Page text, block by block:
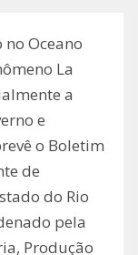
Oceano
La
a
e
o Boletim
de
do Rio
pela
Produção